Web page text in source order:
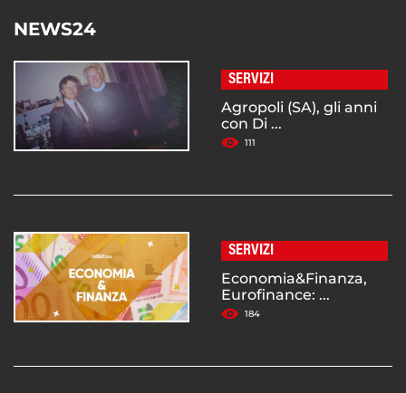
NEWS24
SERVIZI
Agropoli (SA), gli anni
con Di ...
111
SERVIZI
Economia&Finanza,
Eurofinance: ...
184